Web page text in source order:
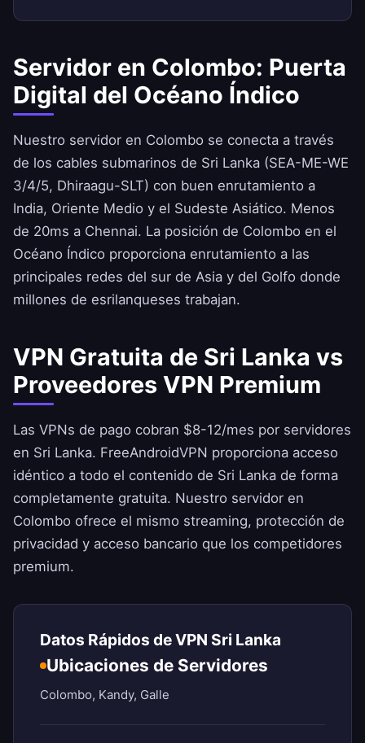
Servidor en Colombo: Puerta
Digital del Océano Índico
Nuestro servidor en Colombo se conecta a través
de los cables submarinos de Sri Lanka (SEA-ME-WE
3/4/5, Dhiraagu-SLT) con buen enrutamiento a
India, Oriente Medio y el Sudeste Asiático. Menos
de 20ms a Chennai. La posición de Colombo en el
Océano Índico proporciona enrutamiento a las
principales redes del sur de Asia y del Golfo donde
millones de esrilanqueses trabajan.
VPN Gratuita de Sri Lanka vs
Proveedores VPN Premium
Las VPNs de pago cobran $8-12/mes por servidores
en Sri Lanka. FreeAndroidVPN proporciona acceso
idéntico a todo el contenido de Sri Lanka de forma
completamente gratuita. Nuestro servidor en
Colombo ofrece el mismo streaming, protección de
privacidad y acceso bancario que los competidores
premium.
Datos Rápidos de VPN Sri Lanka
Ubicaciones de Servidores
Colombo, Kandy, Galle